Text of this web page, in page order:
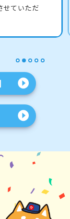
いただけま